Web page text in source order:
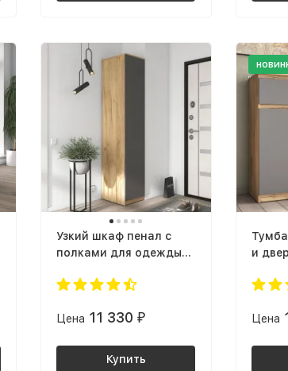
Узкий шкаф пенал с
полками для одежды
серый графит / дуб
Цена 11 330 ₽
Купить
и
в
Цена